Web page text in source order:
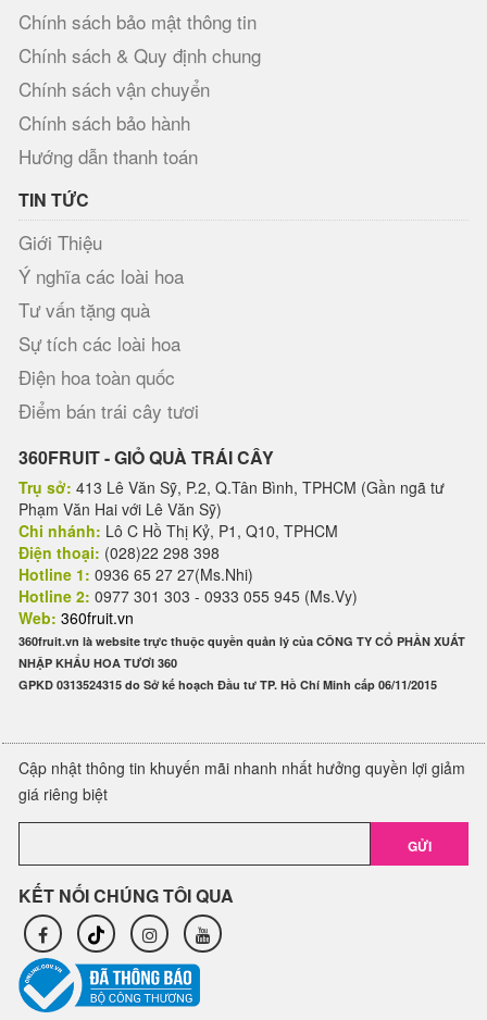
Chính sách bảo mật thông tin
Chính sách & Quy định chung
Chính sách vận chuyển
Chính sách bảo hành
Hướng dẫn thanh toán
TIN TỨC
Giới Thiệu
Ý nghĩa các loài hoa
Tư vấn tặng quà
Sự tích các loài hoa
Điện hoa toàn quốc
Điểm bán trái cây tươi
360FRUIT - GIỎ QUÀ TRÁI CÂY
Trụ sở: 413 Lê Văn Sỹ, P.2, Q.Tân Bình, TPHCM (Gần ngã tư
Phạm Văn Hai với Lê Văn Sỹ)
Chi nhánh: Lô C Hồ Thị Kỷ, P1, Q10, TPHCM
Điện thoại: (028)22 298 398
Hotline 1: 0936 65 27 27(Ms.Nhi)
Hotline 2: 0977 301 303 - 0933 055 945 (Ms.Vy)
Web: 360fruit.vn
360fruit.vn là website trực thuộc quyền quản lý của CÔNG TY CỔ PHẦN XUẤT
NHẬP KHẨU HOA TƯƠI 360
GPKD 0313524315 do Sở kế hoạch Đầu tư TP. Hồ Chí Minh cấp 06/11/2015
Cập nhật thông tin khuyến mãi nhanh nhất hưởng quyền lợi giảm
giá riêng biệt
GỬI
KẾT NỐI CHÚNG TÔI QUA